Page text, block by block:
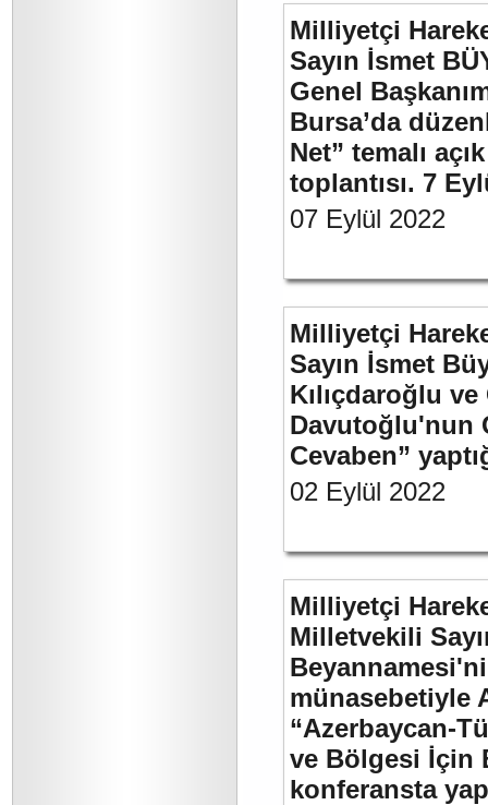
Milliyetçi
Sayın İsmet
Genel
Bursa’da
Net” temalı
toplantısı. 7
07 Eylül 2022
Milliyetçi
Sayın İsmet
Kılıçdaroğlu
Davutoğlu'nun
Cevaben”
02 Eylül 2022
Milliyetçi
Milletvekili
münasebetiyle
“Azerbaycan-
ve Bölgesi İçin
konferansta